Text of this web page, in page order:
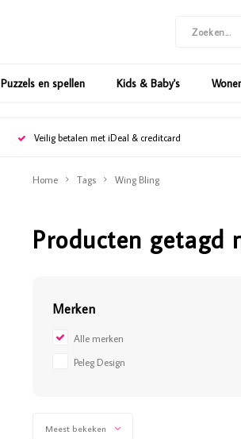
Puzzels en spellen Kids & Baby's
Veilig betalen met iDeal & creditcard
Home Tags Wing Bling
Producten getagd
Merken
Alle merken
Peleg Design
Meest bekeken